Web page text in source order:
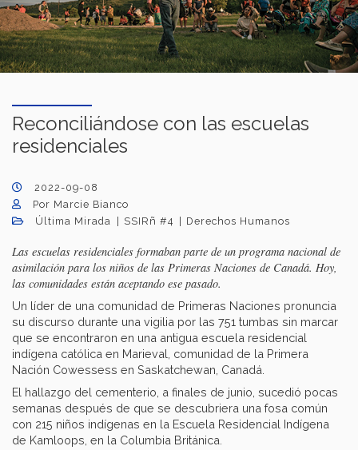
Reconciliándose con las escuelas
residenciales
2022-09-08
Por Marcie Bianco
Última Mirada
SSIRñ #4 Derechos Humanos
Las escuelas residenciales formaban parte de un programa nacional de
asimilación para los niños de las Primeras Naciones de Canadá. Hoy,
las comunidades están aceptando ese pasado.
Un líder de una comunidad de Primeras Naciones pronuncia
su discurso durante una vigilia por las 751 tumbas sin marcar
que se encontraron en una antigua escuela residencial
indígena católica en Marieval, comunidad de la Primera
Nación Cowessess en Saskatchewan, Canadá.
El hallazgo del cementerio, a finales de junio, sucedió pocas
semanas después de que se descubriera una fosa común
con 215 niños indígenas en la Escuela Residencial Indígena
de Kamloops, en la Columbia Británica.